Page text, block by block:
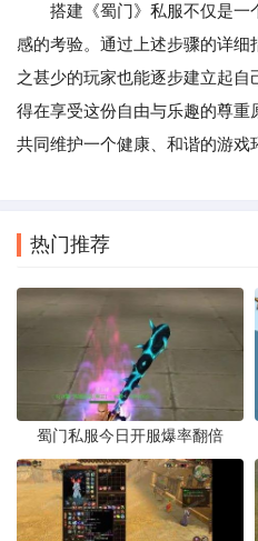
搭建《蜀门》私服不仅是一
感的考验。通过上述步骤的详细
之甚少的玩家也能逐步建立起
得在享受这份自由与乐趣的尊重
共同维护一个健康、和谐的游戏
热门推荐
蜀门私服今日开服爆率翻倍